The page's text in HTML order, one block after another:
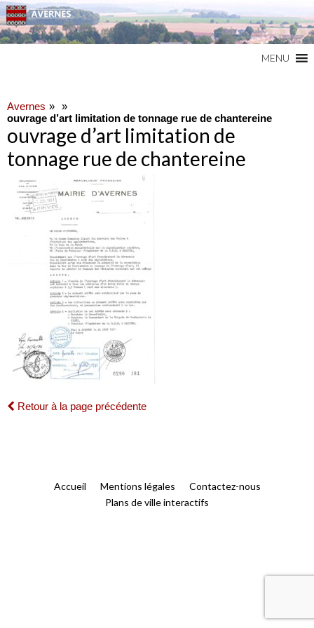
MENU
Avernes
ouvrage d’art limitation de tonnage rue de chantereine
ouvrage d’art limitation de
tonnage rue de chantereine
Retour à la page précédente
Accueil Mentions légales
Contactez-nous
Plans de ville interactifs